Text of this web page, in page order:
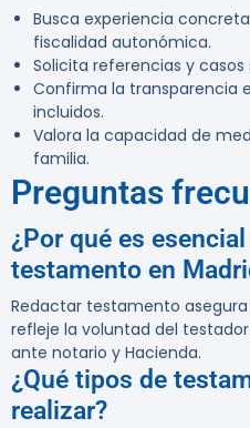
Busca experiencia
fiscalidad autonómica.
Solicita referencias y casos
Confirma la transparencia
incluidos.
Valora la capacidad de
familia.
Preguntas
¿Por qué es
testamento en
Redactar testamento
refleje la voluntad del
ante notario y Hacienda.
¿Qué tipos de
realizar?